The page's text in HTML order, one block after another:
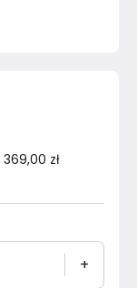
369,00 zł
+